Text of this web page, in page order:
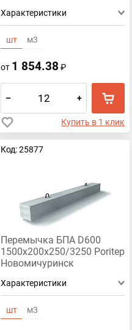
Характеристики
шт м3
от 1 854.38 ₽
– +
Купить в 1 клик
Код: 25877
Перемычка БПА D600
1500х200х250/3250 Poritep
Новомичуринск
Характеристики
шт м3